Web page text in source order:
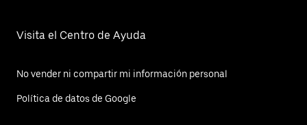
Visita el Centro de Ayuda
No vender ni compartir mi información personal
Política de datos de Google